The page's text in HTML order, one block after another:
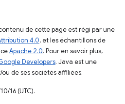
de cette page est régi par une
4.0, et les échantillons de
Apache 2.0. Pour en savoir plus,
Developers. Java est une
de ses sociétés affiliées.
16 (UTC).